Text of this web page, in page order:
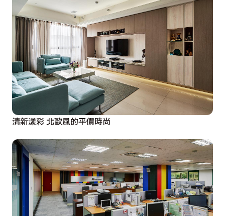
清新漾彩 北歐風的平價時尚